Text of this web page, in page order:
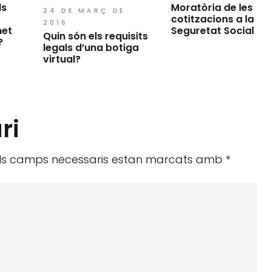
24 DE MARÇ DE
2016
Quin són els requisits
legals d’una botiga
virtual?
Moratòria de les
cotitzacions a la
Seguretat Social
camps necessaris estan marcats amb *